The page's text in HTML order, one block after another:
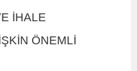
İHALE
ÖNEMLİ